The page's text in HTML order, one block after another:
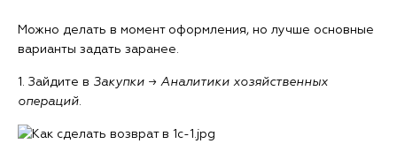
Можно делать в момент оформления, но лучше основные
варианты задать заранее.
1. Зайдите в Закупки → Аналитики хозяйственных
операций.